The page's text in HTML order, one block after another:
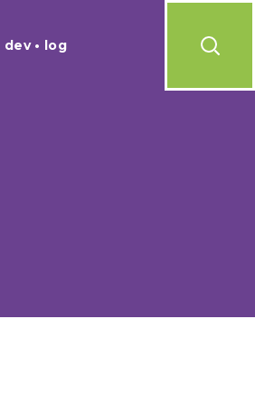
dev • log